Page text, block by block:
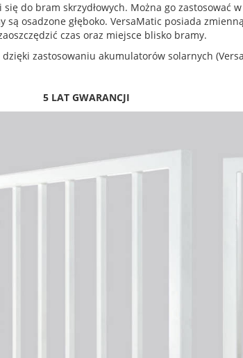
do bram skrzydłowych. Można go zastosować
są osadzone głęboko. VersaMatic posiada
czas oraz miejsce blisko bramy.
zastosowaniu akumulatorów solarnych
5 LAT GWARANCJI